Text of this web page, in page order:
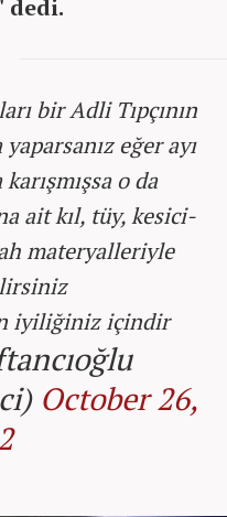
bir Adli Tıpçının
eğer ayı
o da
ait kıl, tüy, kesici-
materyalleriyle
iyiliğiniz içindir
October 26,